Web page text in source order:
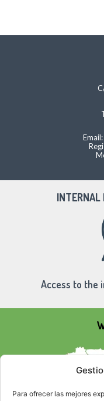
Para ofrecer las mejores
Email:
INTERNAL
Access to the